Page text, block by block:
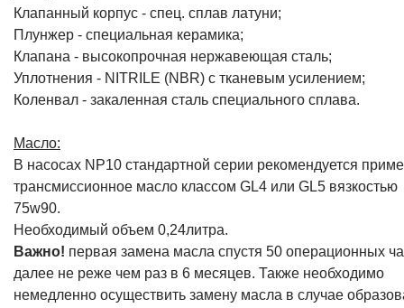
Клапанный корпус - спец. cплав латуни;
Плунжер - специальная керамика;
Клапана - высокопрочная нержавеющая сталь;
Уплотнения - NITRILE (NBR) с тканевым усилением;
Коленвал - закаленная сталь специального сплава.
Масло:
В насосах NP10 стандартной серии рекомендуется
трансмиссионное масло классом GL4 или GL5 вязкостью
75w90.
Необходимый объем 0,24литра.
Важно! первая замена масла спустя 50 операционных
далее не реже чем раз в 6 месяцев. Также необходимо
немедленно осуществить замену масла в случае